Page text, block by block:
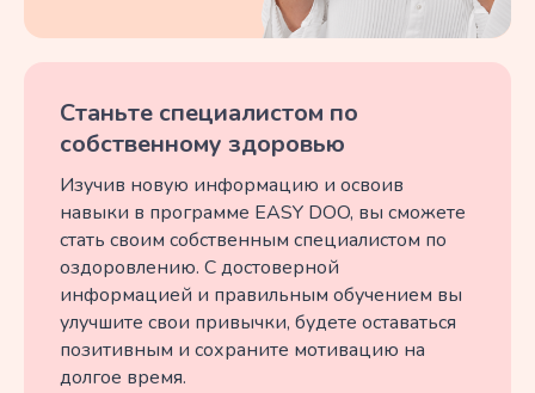
Станьте специалистом по
собственному здоровью
Изучив новую информацию и освоив
навыки в программе EASY DOO, вы сможете
стать своим собственным специалистом по
оздоровлению. C достоверной
информацией и правильным обучением вы
улучшите свои привычки, будете оставаться
позитивным и сохраните мотивацию на
долгое время.